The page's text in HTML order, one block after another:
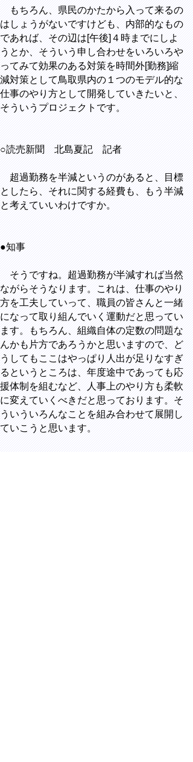
もちろん、県民のかたから入って来るの
はしょうがないですけども、内部的なもの
であれば、その辺は[午後]４時までにしよ
うとか、そういう申し合わせをいろいろや
ってみて効果のある対策を時間外[勤務]縮
減対策として鳥取県内の１つのモデル的な
仕事のやり方として開発していきたいと、
そういうプロジェクトです。
○読売新聞 北島夏記 記者
超過勤務を半減というのがあると、目標
としたら、それに関する経費も、もう半減
と考えていいわけですか。
●知事
そうですね。超過勤務が半減すれば当然
ながらそうなります。これは、仕事のやり
方を工夫していって、職員の皆さんと一緒
になって取り組んでいく運動だと思ってい
ます。もちろん、組織自体の定数の問題な
んかも片方であろうかと思いますので、ど
うしてもここはやっぱり人出が足りなすぎ
るというところは、年度途中であっても応
援体制を組むなど、人事上のやり方も柔軟
に変えていくべきだと思っております。そ
ういういろんなことを組み合わせて展開し
ていこうと思います。